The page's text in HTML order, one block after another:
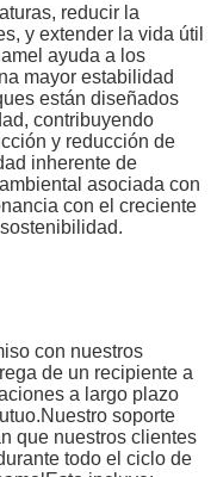
reducir la
y extender la vida útil
ayuda a los
mayor estabilidad
están diseñados
contribuyendo
y reducción de
inherente de
asociada con
con el creciente
con nuestros
de un recipiente a
a largo plazo
soporte
que nuestros clientes
todo el ciclo de